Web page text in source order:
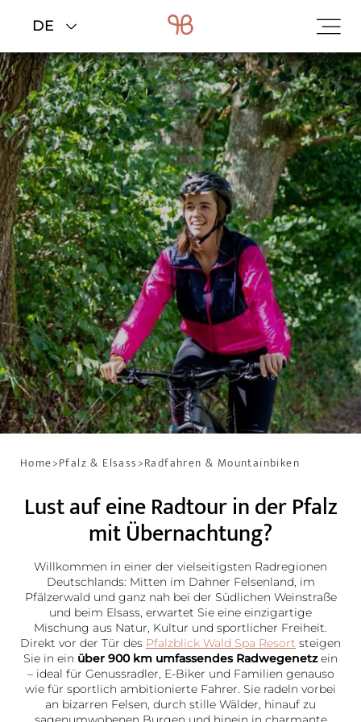
Home>Pfalz & Elsass>Radfahren & Mountainbiken
Lust auf eine Radtour in der Pfalz
mit Übernachtung?
Willkommen in einer der vielseitigsten Radregionen
Deutschlands: Mitten im Dahner Felsenland, im
Pfälzerwald und ganz nah bei der Südlichen Weinstraße
und beim Elsass, erwartet Sie eine einzigartige
Mischung aus Natur, Kultur und sportlicher Freiheit.
Direkt vor der Tür des Pfalzblick Wald Spa Resort steigen
Sie in ein über 900 km umfassendes Radwegenetzein
– ideal für Genussradler, E-Biker und Familien genauso
wie für sportlich ambitionierte Fahrer. Sie radeln vorbei
an bizarren Felsen, durch stille Wälder, hinauf zu